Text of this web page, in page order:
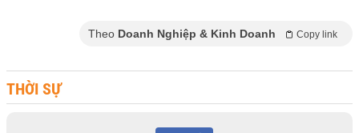
Theo Doanh Nghiệp & Kinh Doanh Copy link
THỜI SỰ